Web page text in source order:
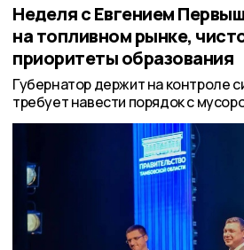
Неделя с Евгением
на топливном рынке,
приоритеты образования
Губернатор держит на контроле
требует навести порядок с